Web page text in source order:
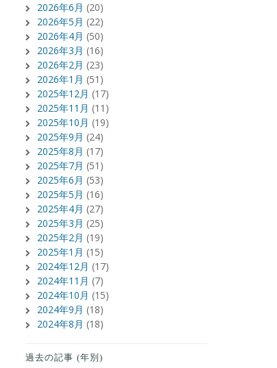
2026年6月 (20)
2026年5月 (22)
2026年4月 (50)
2026年3月 (16)
2026年2月 (23)
2026年1月 (51)
2025年12月 (17)
2025年11月 (11)
2025年10月 (19)
2025年9月 (24)
2025年8月 (17)
2025年7月 (51)
2025年6月 (53)
2025年5月 (16)
2025年4月 (27)
2025年3月 (25)
2025年2月 (19)
2025年1月 (15)
2024年12月 (17)
2024年11月 (7)
2024年10月 (15)
2024年9月 (18)
2024年8月 (18)
過去の記事 (年別)